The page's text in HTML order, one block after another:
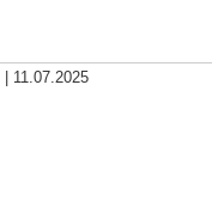
| 11.07.2025